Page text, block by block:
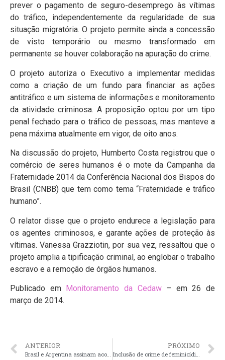
prever o pagamento de seguro-desemprego às vítimas
do tráfico, independentemente da regularidade de sua
situação migratória. O projeto permite ainda a concessão
de visto temporário ou mesmo transformado em
permanente se houver colaboração na apuração do crime.
O projeto autoriza o Executivo a implementar medidas
como a criação de um fundo para financiar as ações
antitráfico e um sistema de informações e monitoramento
da atividade criminosa. A proposição optou por um tipo
penal fechado para o tráfico de pessoas, mas manteve a
pena máxima atualmente em vigor, de oito anos.
Na discussão do projeto, Humberto Costa registrou que o
comércio de seres humanos é o mote da Campanha da
Fraternidade 2014 da Conferência Nacional dos Bispos do
Brasil (CNBB) que tem como tema “Fraternidade e tráfico
humano”.
O relator disse que o projeto endurece a legislação para
os agentes criminosos, e garante ações de proteção às
vítimas. Vanessa Grazziotin, por sua vez, ressaltou que o
projeto amplia a tipificação criminal, ao englobar o trabalho
escravo e a remoção de órgãos humanos.
Publicado em Monitoramento da Cedaw– em 26 de
março de 2014.
ANTERIOR
Brasil e Argentina assinam acordo para combater o tráfico de pessoas
PRÓXIMO
Inclusão de crime de feminicídio no Código Penal passa na CCJ